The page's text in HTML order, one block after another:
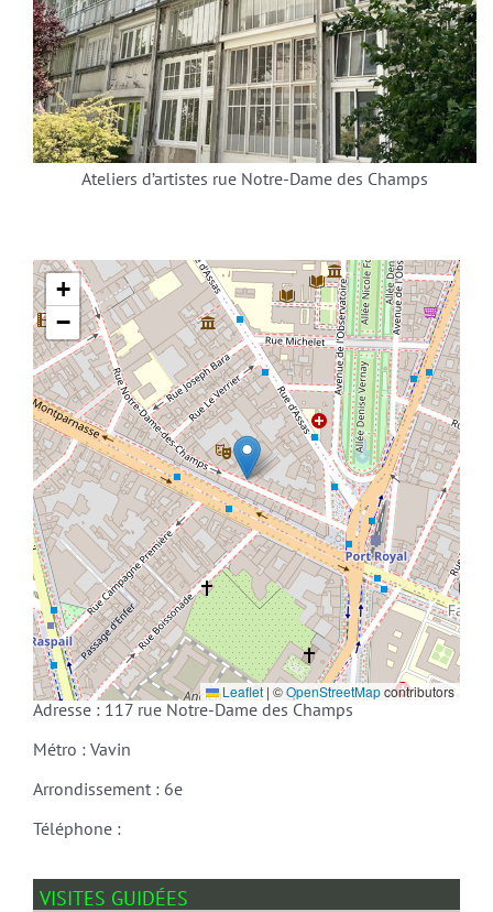
Ateliers d’artistes rue Notre-Dame des Champs
+
−
Leaflet | ©OpenStreetMapcontributors
Adresse : 117 rue Notre-Dame des Champs
Métro : Vavin
Arrondissement : 6e
Téléphone :
VISITES GUIDÉES